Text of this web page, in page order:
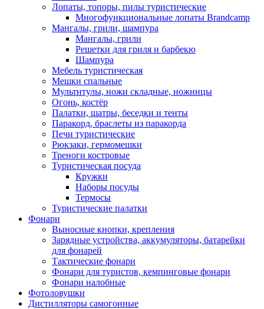
Лопаты, топоры, пилы туристические
Многофункциональные лопаты Brandcamp
Мангалы, грили, шампура
Мангалы, грили
Решетки для гриля и барбекю
Шампура
Мебель туристическая
Мешки спальные
Мультитулы, ножи складные, ножницы
Огонь, костёр
Палатки, шатры, беседки и тенты
Паракорд, браслеты из паракорда
Печи туристические
Рюкзаки, гермомешки
Треноги костровые
Туристическая посуда
Кружки
Наборы посуды
Термосы
Туристические палатки
Фонари
Выносные кнопки, крепления
Зарядные устройства, аккумуляторы, батарейки
для фонарей
Тактические фонари
Фонари для туристов, кемпинговые фонари
Фонари налобные
Фотоловушки
Дистилляторы самогонные